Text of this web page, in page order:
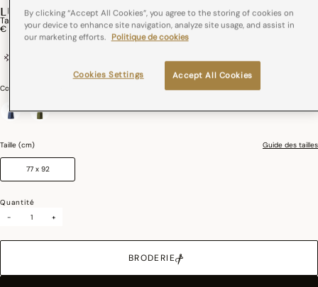
LULU
Tablier Lulu Coton
€ 59,00
Couleurs :
Taille (cm) Guide des tailles
77 x 92
Quantité
-
+
BRODERIE
By clicking “Accept All Cookies”, you agree to the storing of cookies on
your device to enhance site navigation, analyze site usage, and assist in
our marketing efforts. Politique de cookies
Accept All Cookies
Cookies Settings